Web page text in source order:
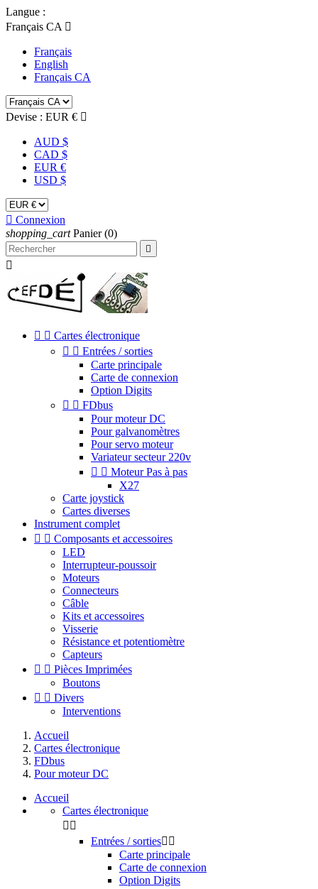
Langue :
Français CA 
Français
English
Français CA
Devise : EUR € 
AUD $
CAD $
EUR €
USD $
 Connexion
shopping_cart Panier (0)


  Cartes électronique
  Entrées / sorties
Carte principale
Carte de connexion
Option Digits
  FDbus
Pour moteur DC
Pour galvanomètres
Pour servo moteur
Variateur secteur 220v
  Moteur Pas à pas
X27
Carte joystick
Cartes diverses
Instrument complet
  Composants et accessoires
LED
Interrupteur-poussoir
Moteurs
Connecteurs
Câble
Kits et accessoires
Visserie
Résistance et potentiomètre
Capteurs
  Pièces Imprimées
Boutons
  Divers
Interventions
Accueil
Cartes électronique
FDbus
Pour moteur DC
Accueil
Cartes électronique
 
Entrées / sorties 
Carte principale
Carte de connexion
Option Digits